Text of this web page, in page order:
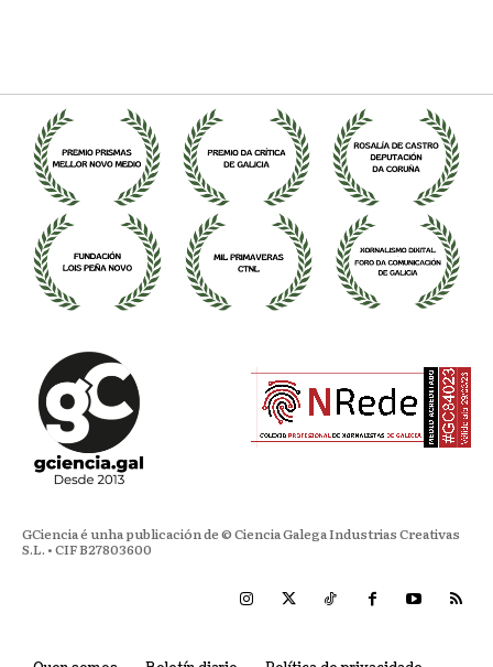
GCiencia é unha publicación de © Ciencia Galega Industrias Creativas
S.L. • CIF B27803600